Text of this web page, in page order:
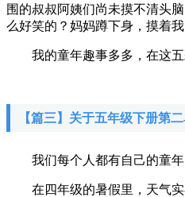
围的叔叔阿姨们尚未摸不清头
么好笑的？妈妈蹲下身，摸着
我的童年趣事多多，在这五
【篇三】关于五年级下册第
我们每个人都有自己的童年
在四年级的暑假里，天气实